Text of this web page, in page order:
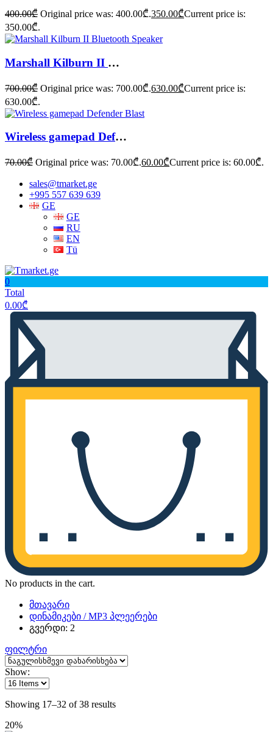
400.00₾ Original price was: 400.00₾.350.00₾Current price is:
350.00₾.
Marshall Kilburn II Bluetooth Speaker
700.00₾ Original price was: 700.00₾.630.00₾Current price is:
630.00₾.
Wireless gamepad Defender Blast
70.00₾ Original price was: 70.00₾.60.00₾Current price is: 60.00₾.
sales@tmarket.ge
+995 557 639 639
GE
GE
RU
EN
Tü
0
Total
0.00₾
No products in the cart.
მთავარი
დინამიკები / MP3 პლეერები
გვერდი: 2
ფილტრი
Show:
Showing 17–32 of 38 results
20%